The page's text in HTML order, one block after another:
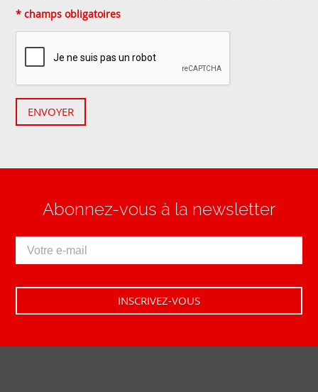
* champs obligatoires
ENVOYER
Abonnez-vous à la newsletter